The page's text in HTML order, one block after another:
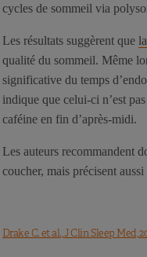
cycles de sommeil via
Les résultats suggèrent que
qualité du sommeil. Même
significative du temps
indique que celui-ci n’est
caféine en fin d’après-midi.
Les auteurs recommandent
coucher, mais précisent aussi
Drake C. et al., J Clin Sleep Med,